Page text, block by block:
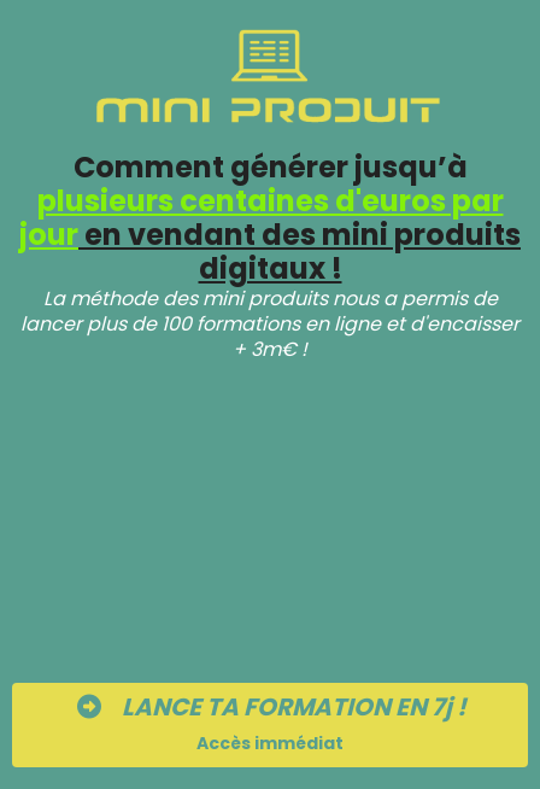
Comment générer jusqu’à
plusieurs centaines d'euros par
jouren vendant des mini produits
digitaux !
La méthode des mini produits nous a permis de
lancer plus de 100 formations en ligne et d'encaisser
+ 3m€ !
LANCE TA FORMATION EN 7j !
Accès immédiat